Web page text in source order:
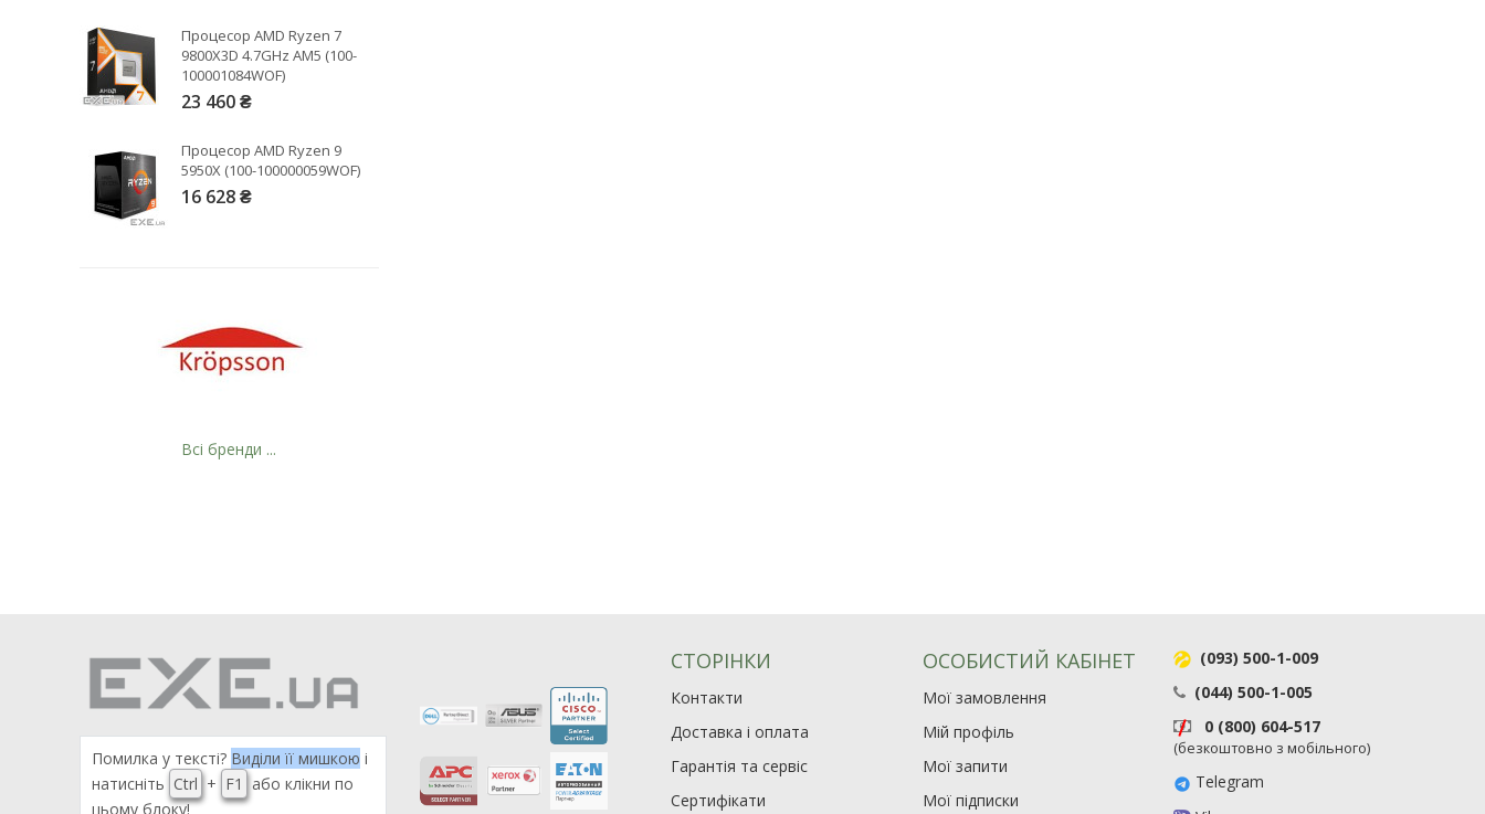
Процесор AMD Ryzen 7
9800X3D 4.7GHz AM5 (100-
100001084WOF)
23 460 ₴
Процесор AMD Ryzen 9
5950X (100-100000059WOF)
16 628 ₴
Всі бренди ...
Помилка у тексті? Виділи її мишкою і
натисніть Ctrl + F1
або клікни по
цьому блоку!
СТОРІНКИ
Контакти
Доставка і оплата
Гарантія та сервіс
Сертифікати
ОСОБИСТИЙ КАБІНЕТ
Мої замовлення
Мій профіль
Мої запити
Мої підписки
(093) 500-1-009
(044) 500-1-005
0 (800) 604-517
(безкоштовно з мобільного)
Telegram